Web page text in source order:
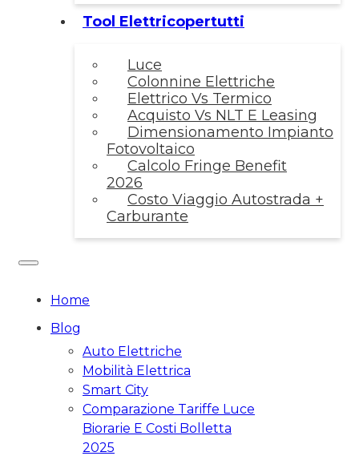
Tool Elettricopertutti
Luce
Colonnine Elettriche
Elettrico Vs Termico
Acquisto Vs NLT E Leasing
Dimensionamento Impianto
Fotovoltaico
Calcolo Fringe Benefit
2026
Costo Viaggio Autostrada +
Carburante
Home
Blog
Auto Elettriche
Mobilità Elettrica
Smart City
Comparazione Tariffe Luce
Biorarie E Costi Bolletta
2025